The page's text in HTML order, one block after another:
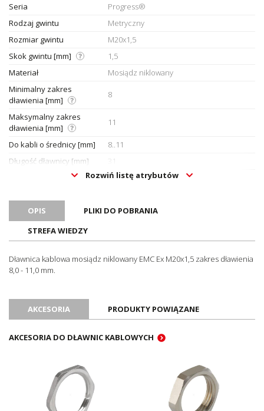
Seria
Progress®
Rodzaj gwintu
Metryczny
Rozmiar gwintu
M20x1,5
Skok gwintu [mm]
1,5
Materiał
Mosiądz niklowany
Minimalny zakres
dławienia [mm]
8
Maksymalny zakres
dławienia [mm]
11
Do kabli o średnicy [mm]
8..11
Długość dławnicy [mm]
31
TPE
Długość gwintu [mm]
Rozmiar klucza [mm]
24
Hygienic Design
Nie
Stopień ochrony (IP)
Certyfikat UL
Tak
Certyfikat ATEX
Tak
Certyfikat RoHS
Tak
Jednostka sprzedażowa
Rozwiń listę atrybutów
OPIS
PLIKI DO POBRANIA
STREFA WIEDZY
Dławnica kablowa mosiądz niklowany EMC Ex M20x1,5 zakres dławienia
8,0 - 11,0 mm.
AKCESORIA PRODUKTY POWIĄZANE
AKCESORIA DO DŁAWNIC KABLOWYCH